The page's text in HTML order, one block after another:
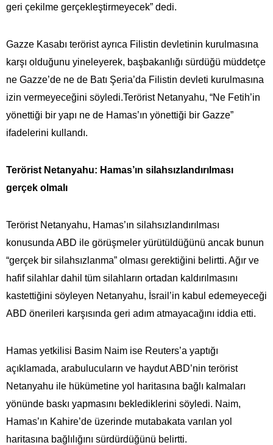
geri çekilme gerçekleştirmeyecek” dedi.
Gazze Kasabı terörist ayrıca Filistin devletinin kurulmasına
karşı olduğunu yineleyerek, başbakanlığı sürdüğü müddetçe
ne Gazze’de ne de Batı Şeria’da Filistin devleti kurulmasına
izin vermeyeceğini söyledi.Terörist Netanyahu, “Ne Fetih’in
yönettiği bir yapı ne de Hamas’ın yönettiği bir Gazze”
ifadelerini kullandı.
Terörist Netanyahu: Hamas’ın silahsızlandırılması
gerçek olmalı
Terörist Netanyahu, Hamas’ın silahsızlandırılması
konusunda ABD ile görüşmeler yürütüldüğünü ancak bunun
“gerçek bir silahsızlanma” olması gerektiğini belirtti. Ağır ve
hafif silahlar dahil tüm silahların ortadan kaldırılmasını
kastettiğini söyleyen Netanyahu, İsrail’in kabul edemeyeceği
ABD önerileri karşısında geri adım atmayacağını iddia etti.
Hamas yetkilisi Basim Naim ise Reuters’a yaptığı
açıklamada, arabulucuların ve haydut ABD’nin terörist
Netanyahu ile hükümetine yol haritasına bağlı kalmaları
yönünde baskı yapmasını beklediklerini söyledi. Naim,
Hamas’ın Kahire’de üzerinde mutabakata varılan yol
haritasına bağlılığını sürdürdüğünü belirtti.